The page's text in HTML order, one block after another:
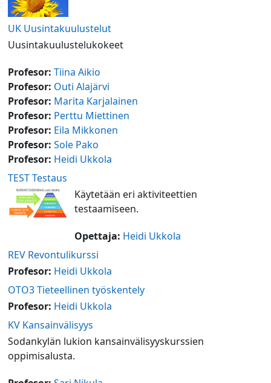
UK Uusintakuulustelut
Uusintakuulustelukokeet
Profesor: Tiina Aikio
Profesor: Outi Alajärvi
Profesor: Marita Karjalainen
Profesor: Perttu Miettinen
Profesor: Eila Mikkonen
Profesor: Sole Pako
Profesor: Heidi Ukkola
TEST Testaus
Käytetään eri aktiviteettien
testaamiseen.
Opettaja: Heidi Ukkola
REV Revontulikurssi
Profesor: Heidi Ukkola
OTO3 Tieteellinen työskentely
Profesor: Heidi Ukkola
KV Kansainvälisyys
Sodankylän lukion kansainvälisyyskurssien
oppimisalusta.